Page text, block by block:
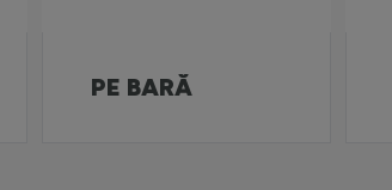
PE BARĂ